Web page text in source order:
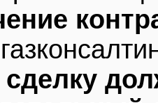
сделку